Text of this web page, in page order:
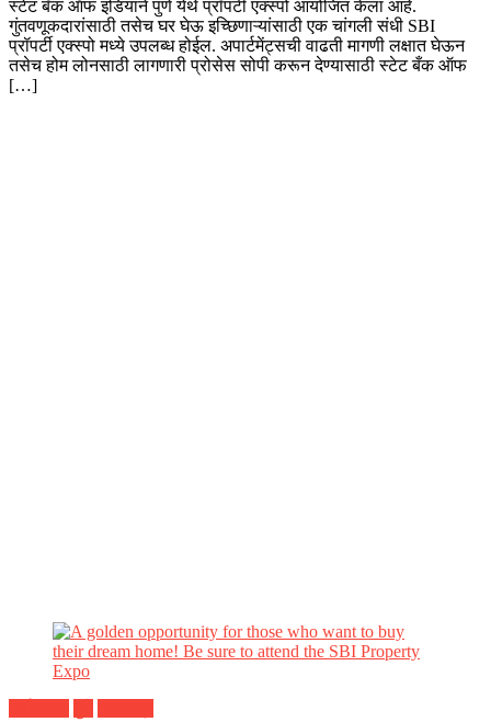
स्टेट बँक ऑफ इंडियाने पुणे येथे प्रॉपर्टी एक्स्पो आयोजित केला आहे.
गुंतवणूकदारांसाठी तसेच घर घेऊ इच्छिणाऱ्यांसाठी एक चांगली संधी SBI
प्रॉपर्टी एक्स्पो मध्ये उपलब्ध होईल. अपार्टमेंट्सची वाढती मागणी लक्षात घेऊन
तसेच होम लोनसाठी लागणारी प्रोसेस सोपी करून देण्यासाठी स्टेट बँक ऑफ
[…]